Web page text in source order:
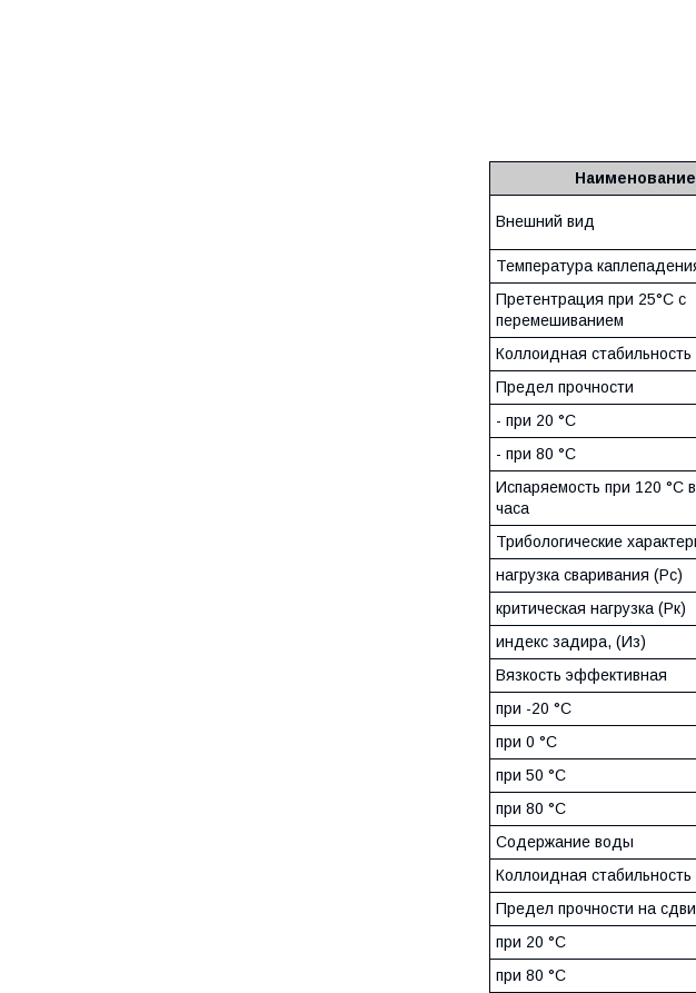
Наименование
Внешний вид
Температура
Претентрация при 25°С с
перемешиванием
Коллоидная стабильность
Предел прочности
- при 20 °С
- при 80 °С
Испаряемость при 120 °С
часа
Трибологические
нагрузка сваривания (Рс)
критическая нагрузка (Рк)
индекс задира, (Из)
Вязкость эффективная
при -20 °С
при 0 °С
при 50 °С
при 80 °С
Содержание воды
Коллоидная стабильность
Предел прочности на
при 20 °С
при 80 °С